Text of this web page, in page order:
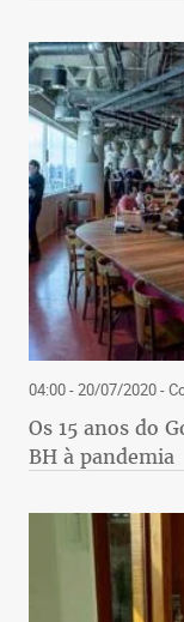
04:00 - 20/07/2020-
Os 15 anos do
BH à pandemia